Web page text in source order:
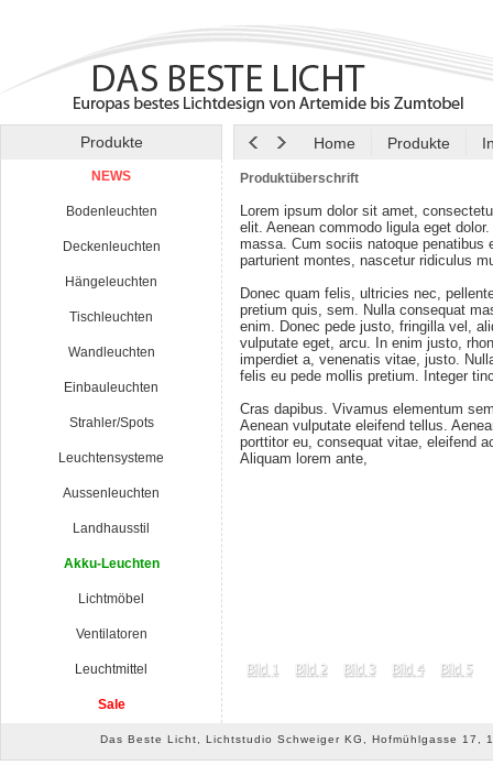
Produkte Home Produkte
NEWS
Bodenleuchten
Deckenleuchten
Hängeleuchten
Tischleuchten
Wandleuchten
Einbauleuchten
Strahler/Spots
Leuchtensysteme
Aussenleuchten
Landhausstil
Akku-Leuchten
Lichtmöbel
Ventilatoren
Leuchtmittel
Sale
Produktüberschrift
Lorem ipsum dolor sit amet,
elit. Aenean commodo ligula eget dolor.
massa. Cum sociis natoque penatibus
parturient montes, nascetur ridiculus
Donec quam felis, ultricies nec,
pretium quis, sem. Nulla consequat
enim. Donec pede justo, fringilla vel,
vulputate eget, arcu. In enim justo,
imperdiet a, venenatis vitae, justo.
felis eu pede mollis pretium. Integer
Cras dapibus. Vivamus elementum
Aenean vulputate eleifend tellus.
porttitor eu, consequat vitae, eleifend
Aliquam lorem ante,
Das Beste Licht, Lichtstudio Schweiger KG, Hofmühlgasse